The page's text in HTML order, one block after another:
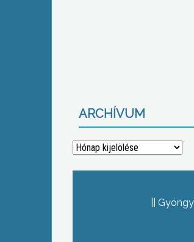
ARCHÍVUM
Archívum